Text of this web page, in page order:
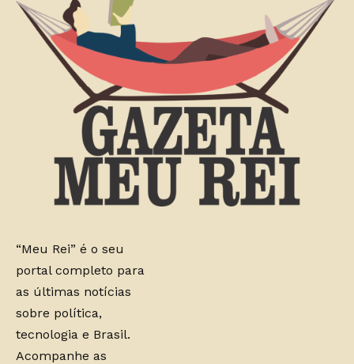
“Meu Rei” é o seu
portal completo para
as últimas notícias
sobre política,
tecnologia e Brasil.
Acompanhe as